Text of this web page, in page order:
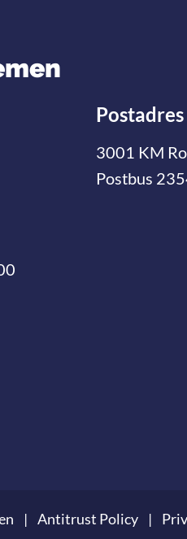
Postadres
3001 KM
Postbus
Antitrust Policy